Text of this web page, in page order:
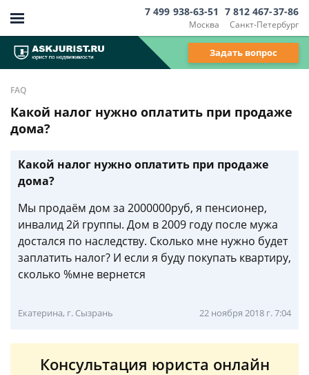
Москва
7 499 938-63-51
Санкт-Петербург
7 812 467-37-86
Задать вопрос
FAQ
Какой налог нужно оплатить при продаже
дома?
Какой налог нужно оплатить при продаже
дома?
Мы продаём дом за 2000000руб, я пенсионер,
инвалид 2й группы. Дом в 2009 году после мужа
достался по наследству. Сколько мне нужно будет
заплатить налог? И если я буду покупать квартиру,
сколько %мне вернется
Екатерина, г. Сызрань 22 ноября 2018 г. 7:04
Консультация юриста онлайн